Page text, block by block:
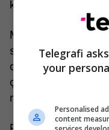
kryesorë të kësaj
Megjithatë, ai
struktura e tregut
dominohet nga një
çka mund të
në çmime.
Telegrafi
your
Personalised
content